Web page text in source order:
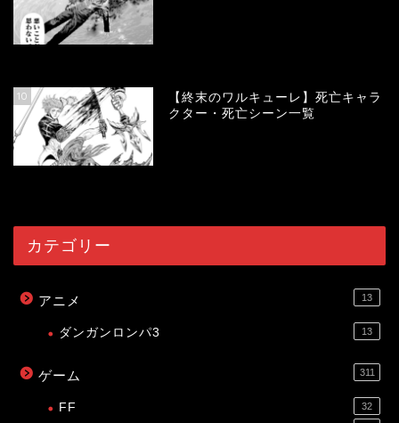
10
【終末のワルキューレ】死亡キャラ
クター・死亡シーン一覧
カテゴリー
アニメ 13
ダンガンロンパ3 13
ゲーム 311
FF 32